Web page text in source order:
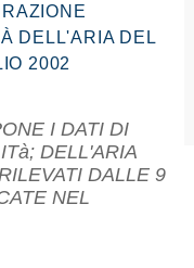
DELL'ARIA DEL
2002
I DATI DI
DELL'ARIA
DALLE 9
NEL